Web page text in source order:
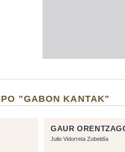
"GABON KANTAK"
GAUR
Julio Vidorreta Zubeldía